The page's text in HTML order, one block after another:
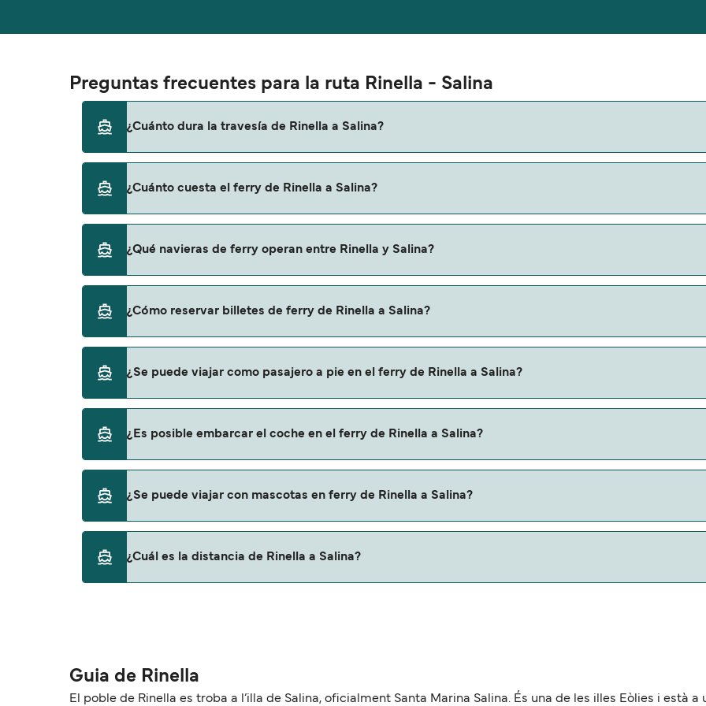
Preguntas frecuentes para la ruta Rinella - Salina
¿Cuánto dura la travesía de Rinella a Salina?
otra, por lo que te recomendamos que verifiques online la información más actualizada.
¿Cuánto cuesta el ferry de Rinella a Salina?
los gastos de reserva.
¿Qué navieras de ferry operan entre Rinella y Salina?
¿Cómo reservar billetes de ferry de Rinella a Salina?
para descrubrir las últimas promociones y descuentos de las compañías navieras.
¿Se puede viajar como pasajero a pie en el ferry de Rinella a Salina?
¿Es posible embarcar el coche en el ferry de Rinella a Salina?
¿Se puede viajar con mascotas en ferry de Rinella a Salina?
con mascotas con:
¿Cuál es la distancia de Rinella a Salina?
Guia de Rinella
El poble de Rinella es troba a l’illa de Salina, oficialment Santa Marina Salina. És una de les illes Eòlies i està